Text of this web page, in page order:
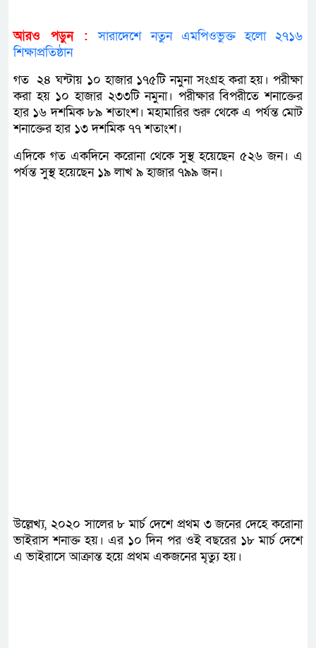
আরও পড়ুন :সারাদেশে নতুন এমপিওভুক্ত হলো ২৭১৬
শিক্ষাপ্রতিষ্ঠান
গত ২৪ ঘন্টায় ১০ হাজার ১৭৫টি নমুনা সংগ্রহ করা হয়। পরীক্ষা
করা হয় ১০ হাজার ২৩৩টি নমুনা। পরীক্ষার বিপরীতে শনাক্তের
হার ১৬ দশমিক ৮৯ শতাংশ। মহামারির শুরু থেকে এ পর্যন্ত মোট
শনাক্তের হার ১৩ দশমিক ৭৭ শতাংশ।
এদিকে গত একদিনে করোনা থেকে সুস্থ হয়েছেন ৫২৬ জন। এ
পর্যন্ত সুস্থ হয়েছেন ১৯ লাখ ৯ হাজার ৭৯৯ জন।
উল্লেখ্য, ২০২০ সালের ৮ মার্চ দেশে প্রথম ৩ জনের দেহে করোনা
ভাইরাস শনাক্ত হয়। এর ১০ দিন পর ওই বছরের ১৮ মার্চ দেশে
এ ভাইরাসে আক্রান্ত হয়ে প্রথম একজনের মৃত্যু হয়।